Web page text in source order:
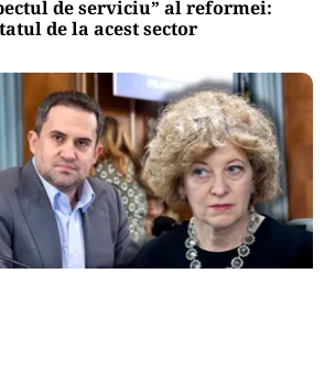
de serviciu” al reformei:
de la acest sector